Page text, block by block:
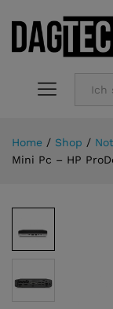
Home / Shop /
Mini Pc – HP